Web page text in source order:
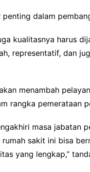
dalam
kualitasnya harus
representatif, dan
menambah
rangka pemerataan
masa jabatan
sakit ini bisa
yang lengkap,”